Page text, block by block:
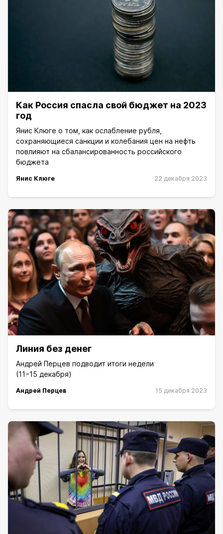
Как Россия спасла свой бюджет на 2023
год
Янис Клюге о том, как ослабление рубля,
сохраняющиеся санкции и колебания цен на нефть
повлияют на сбалансированность российского
бюджета
Янис Клюге 22 декабря 2023
Линия без денег
Андрей Перцев подводит итоги недели
(11−15 декабря)
Андрей Перцев 15 декабря 2023